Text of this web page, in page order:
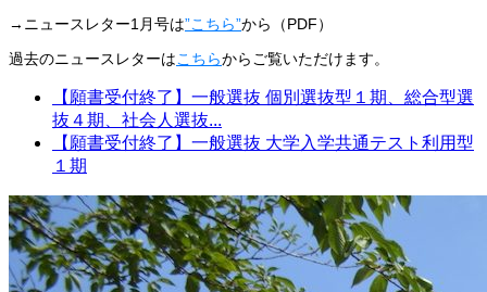
→ニュースレター1月号は”こちら”から（PDF）
過去のニュースレターはこちらからご覧いただけます。
【願書受付終了】一般選抜 個別選抜型１期、総合型選
抜４期、社会人選抜...
【願書受付終了】一般選抜 大学入学共通テスト利用型
１期